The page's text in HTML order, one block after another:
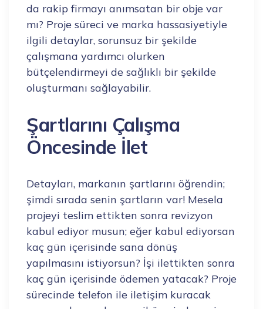
da rakip firmayı anımsatan bir obje var
mı? Proje süreci ve marka hassasiyetiyle
ilgili detaylar, sorunsuz bir şekilde
çalışmana yardımcı olurken
bütçelendirmeyi de sağlıklı bir şekilde
oluşturmanı sağlayabilir.
Şartlarını Çalışma
Öncesinde İlet
Detayları, markanın şartlarını öğrendin;
şimdi sırada senin şartların var! Mesela
projeyi teslim ettikten sonra revizyon
kabul ediyor musun; eğer kabul ediyorsan
kaç gün içerisinde sana dönüş
yapılmasını istiyorsun? İşi ilettikten sonra
kaç gün içerisinde ödemen yatacak? Proje
sürecinde telefon ile iletişim kuracak